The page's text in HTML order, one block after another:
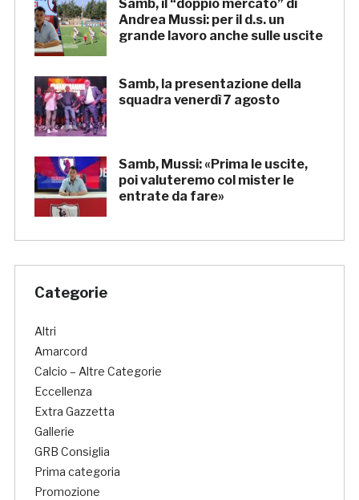
Samb, il “doppio mercato” di
Andrea Mussi: per il d.s. un
grande lavoro anche sulle uscite
Samb, la presentazione della
squadra venerdì 7 agosto
Samb, Mussi: «Prima le uscite,
poi valuteremo col mister le
entrate da fare»
Categorie
Altri
Amarcord
Calcio – Altre Categorie
Eccellenza
Extra Gazzetta
Gallerie
GRB Consiglia
Prima categoria
Promozione